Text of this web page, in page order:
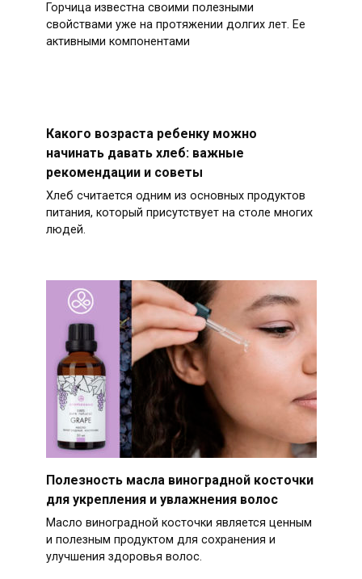
Горчица известна своими полезными
свойствами уже на протяжении долгих лет. Ее
активными компонентами
Какого возраста ребенку можно
начинать давать хлеб: важные
рекомендации и советы
Хлеб считается одним из основных продуктов
питания, который присутствует на столе многих
людей.
Полезность масла виноградной косточки
для укрепления и увлажнения волос
Масло виноградной косточки является ценным
и полезным продуктом для сохранения и
улучшения здоровья волос.